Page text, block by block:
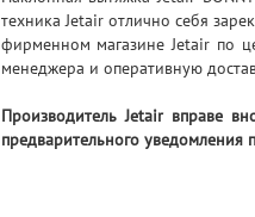
техника Jetair отлично себя
фирменном магазине Jetair по
менеджера и оперативную
Производитель Jetair вправе
предварительного уведомления